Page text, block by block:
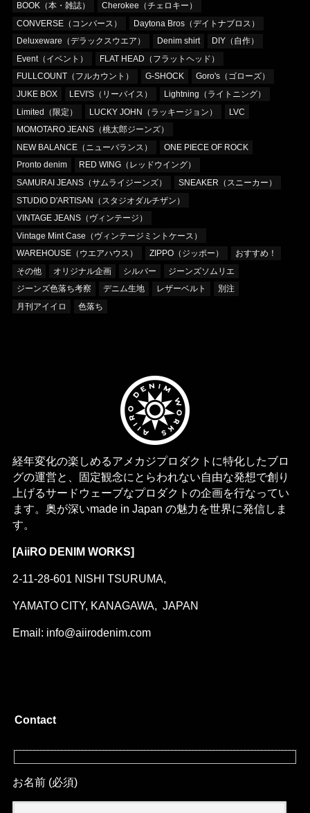
BOOK（本・雑誌）
Cherokee（チェロキー）
CONVERSE（コンバース）
Daytona Bros（デイトナブロス）
Deluxeware（デラックスウエア）
Denim shirt
DIY（自作）
Event（イベント）
FLAT HEAD（フラットヘッド）
FULLCOUNT（フルカウント）
G-SHOCK
Goro's（ゴローズ）
JUKE BOX
LEVI'S（リーバイス）
Lightning（ライトニング）
Limited（限定）
LUCKY JOHN（ラッキージョン）
LVC
MOMOTARO JEANS（桃太郎ジーンズ）
NEW BALANCE（ニューバランス）
ONE PIECE OF ROCK
Pronto denim
RED WING（レッドウイング）
SAMURAI JEANS（サムライジーンズ）
SNEAKER（スニーカー）
STUDIO D'ARTISAN（スタジオダルチザン）
VINTAGE JEANS（ヴィンテージ）
Vintage Mint Case（ヴィンテージミントケース）
WAREHOUSE（ウエアハウス）
ZIPPO（ジッポー）
おすすめ！
その他
オリジナル企画 シルバー
ジーンズソムリエ
ジーンズ色落ち考察
デニム生地 レザーベルト
別注
月刊アイイロ
色落ち
経年変化の楽しめるアメカジプロダクトに特化したブロ
グの運営と、固定観念にとらわれない自由な発想で創り
上げるサードウェーブなプロダクトの企画を行なってい
ます。奥が深いmade in Japan の魅力を世界に発信しま
す。
[AiiRO DENIM WORKS]
2-11-28-601 NISHI TSURUMA,
YAMATO CITY, KANAGAWA, JAPAN
Email: info@aiirodenim.com
Contact
お名前 (必須)